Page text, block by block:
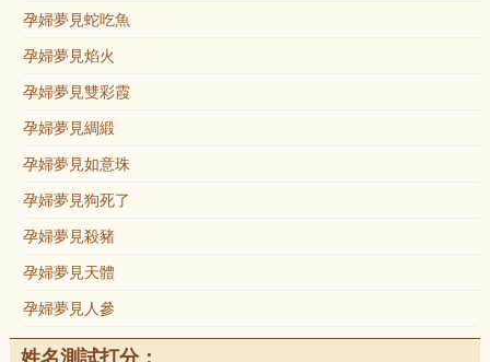
孕婦夢見蛇吃魚
孕婦夢見焰火
孕婦夢見雙彩霞
孕婦夢見綢緞
孕婦夢見如意珠
孕婦夢見狗死了
孕婦夢見殺豬
孕婦夢見天體
孕婦夢見人參
姓名測試打分：